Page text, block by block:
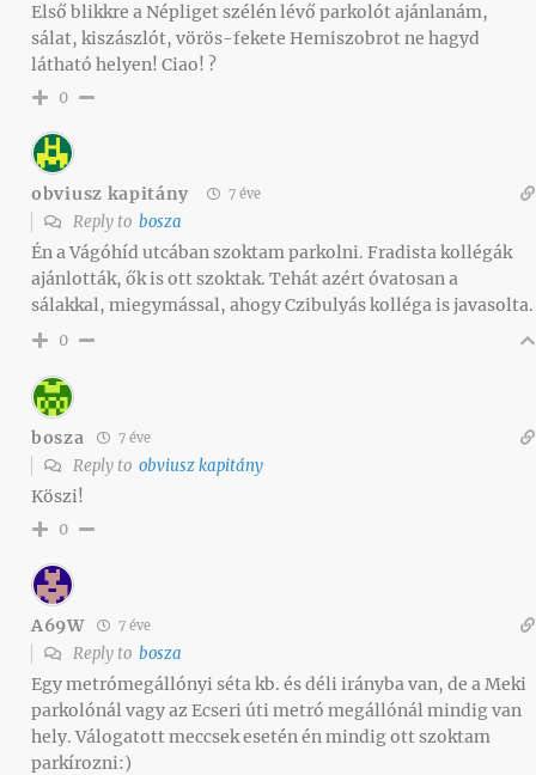
Első blikkre a Népliget szélén lévő parkolót ajánlanám,
sálat, kiszászlót, vörös-fekete Hemiszobrot ne hagyd
látható helyen! Ciao! ?
0
obviusz kapitány 7 éve
Reply to bosza
Én a Vágóhíd utcában szoktam parkolni. Fradista kollégák
ajánlották, ők is ott szoktak. Tehát azért óvatosan a
sálakkal, miegymással, ahogy Czibulyás kolléga is javasolta.
0
bosza 7 éve
Reply to obviusz kapitány
Köszi!
0
A69W 7 éve
Reply to bosza
Egy metrómegállónyi séta kb. és déli irányba van, de a Meki
parkolónál vagy az Ecseri úti metró megállónál mindig van
hely. Válogatott meccsek esetén én mindig ott szoktam
parkírozni:)